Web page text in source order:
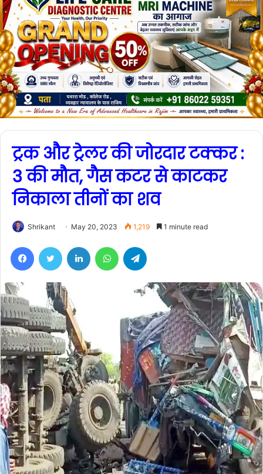
ट्रक और ट्रेलर की जोरदार टक्कर :
3 की मौत, गैस कटर से काटकर
निकाला तीनों का शव
Shrikant May 20, 2023 1,219 1 minute read